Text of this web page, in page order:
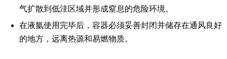
气扩散到低洼区域并形成窒息的危险环境。
在液氩使用完毕后，容器必须妥善封闭并储存在通风良好
的地方，远离热源和易燃物质。